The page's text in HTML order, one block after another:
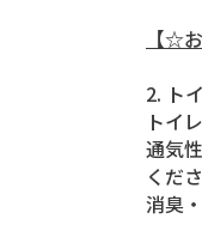
【☆
2. ト
トイ
通気
くだ
消臭